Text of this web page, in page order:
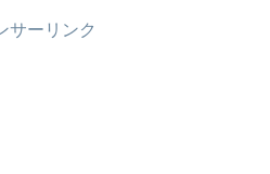
サーリンク